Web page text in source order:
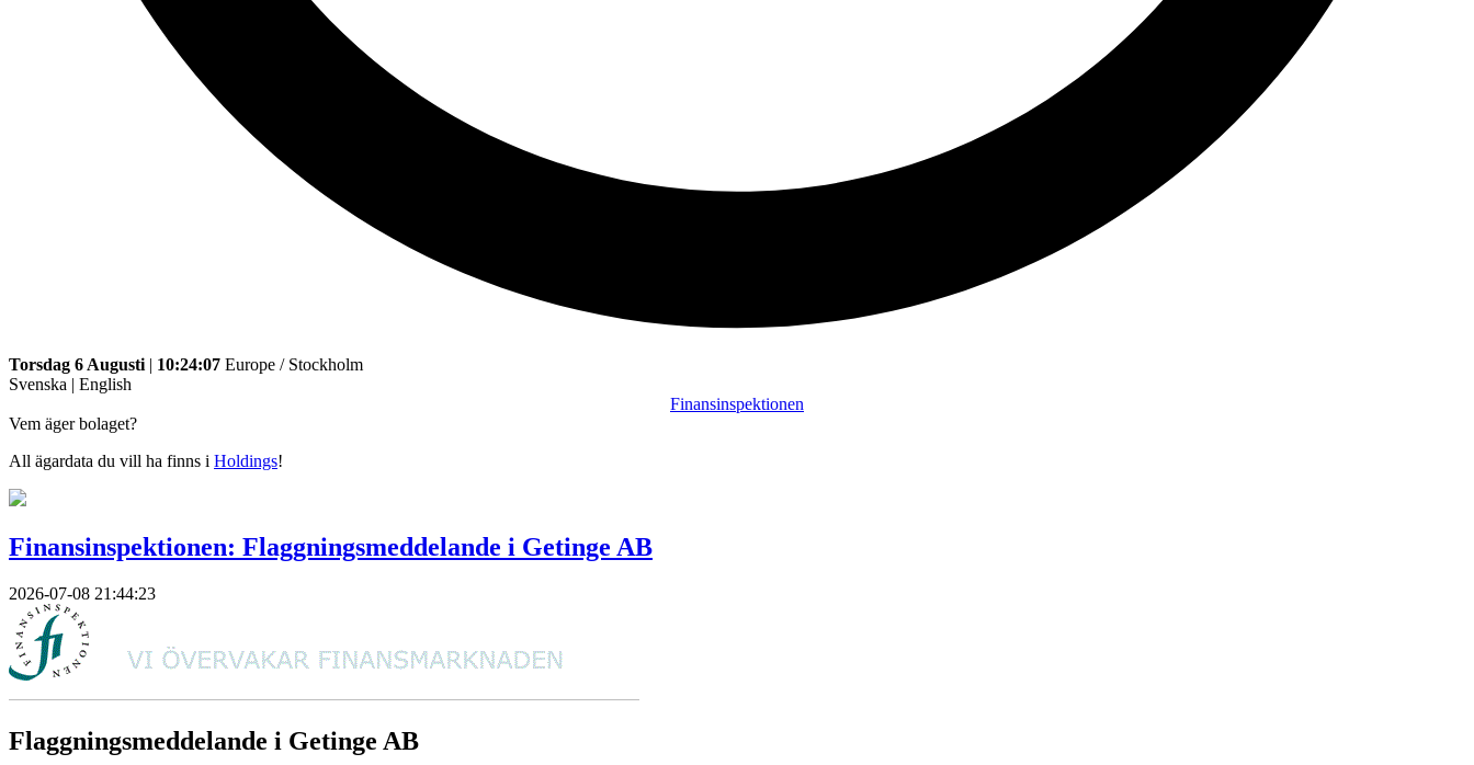
Torsdag 6 Augusti | 10:24:07 Europe / Stockholm
Svenska | English
Finansinspektionen
Vem äger bolaget?
All ägardata du vill ha finns i Holdings!
Finansinspektionen: Flaggningsmeddelande i Getinge AB
2026-07-08 21:44:23
Flaggningsmeddelande i Getinge AB